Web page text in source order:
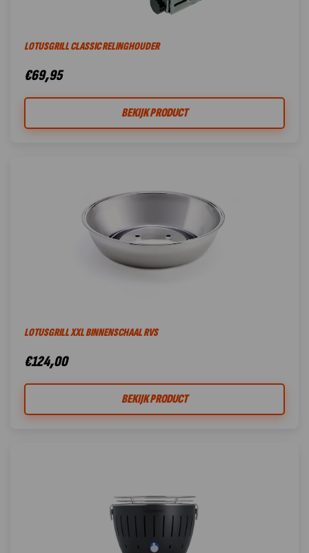
LOTUSGRILL CLASSIC RELINGHOUDER
€69,95
BEKIJK PRODUCT
LOTUSGRILL XXL BINNENSCHAAL RVS
€124,00
BEKIJK PRODUCT